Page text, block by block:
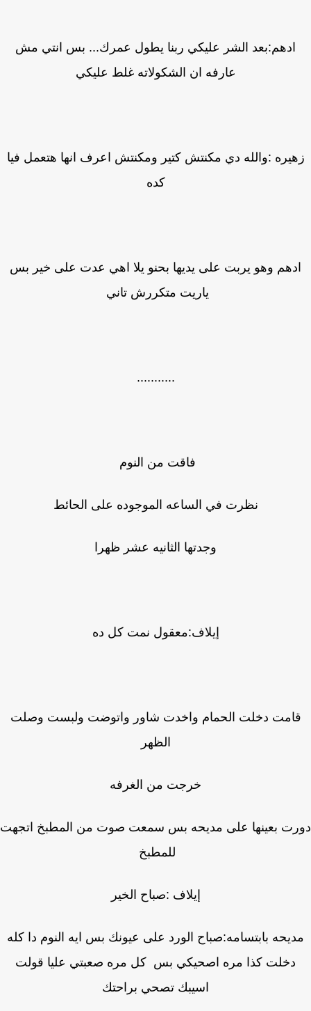
ادهم:بعد الشر عليكي ربنا يطول عمرك... بس انتي مش
عارفه ان الشكولاته غلط عليكي
:والله دي مكنتش كتير ومكنتش اعرف انها هتعمل فيا
كده
وهو يربت على يديها بحنو يلا اهي عدت على خير بس
ياريت متكررش تاني
...........
فاقت من النوم
نظرت في الساعه الموجوده على الحائط
وجدتها الثانيه عشر ظهرا
إيلاف:معقول نمت كل ده
دخلت الحمام واخدت شاور واتوضت ولبست وصلت
الظهر
خرجت من الغرفه
بعينها على مديحه بس سمعت صوت من المطبخ اتجهت
للمطبخ
إيلاف :صباح الخير
بابتسامه:صباح الورد على عيونك بس ايه النوم دا كله
دخلت كذا مره اصحيكي بس كل مره صعبتي عليا قولت
اسيبك تصحي براحتك